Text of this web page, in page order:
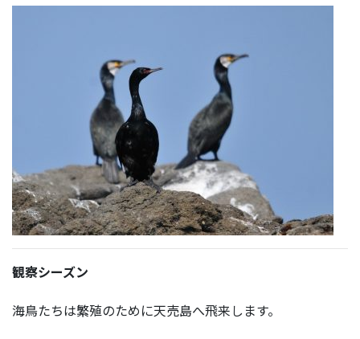
観察シーズン
海鳥たちは繁殖のために天売島へ飛来します。